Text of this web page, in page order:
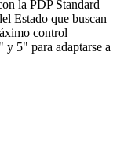
la PDP Standard
Estado que buscan
control
y 5" para adaptarse a